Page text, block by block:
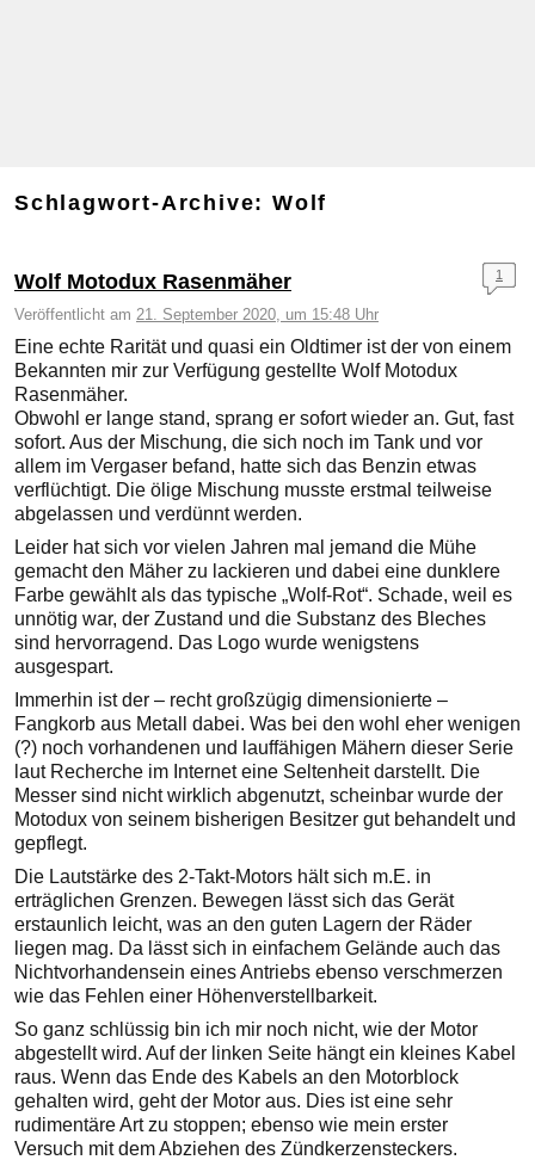
Schlagwort-Archive:Wolf
Wolf Motodux Rasenmäher
Veröffentlicht am 21. September 2020, um 15:48 Uhr
1
Eine echte Rarität und quasi ein Oldtimer ist der von einem
Bekannten mir zur Verfügung gestellte Wolf Motodux
Rasenmäher.
Obwohl er lange stand, sprang er sofort wieder an. Gut, fast
sofort. Aus der Mischung, die sich noch im Tank und vor
allem im Vergaser befand, hatte sich das Benzin etwas
verflüchtigt. Die ölige Mischung musste erstmal teilweise
abgelassen und verdünnt werden.
Leider hat sich vor vielen Jahren mal jemand die Mühe
gemacht den Mäher zu lackieren und dabei eine dunklere
Farbe gewählt als das typische „Wolf-Rot“. Schade, weil es
unnötig war, der Zustand und die Substanz des Bleches
sind hervorragend. Das Logo wurde wenigstens
ausgespart.
Immerhin ist der – recht großzügig dimensionierte –
Fangkorb aus Metall dabei. Was bei den wohl eher wenigen
(?) noch vorhandenen und lauffähigen Mähern dieser Serie
laut Recherche im Internet eine Seltenheit darstellt. Die
Messer sind nicht wirklich abgenutzt, scheinbar wurde der
Motodux von seinem bisherigen Besitzer gut behandelt und
gepflegt.
Die Lautstärke des 2-Takt-Motors hält sich m.E. in
erträglichen Grenzen. Bewegen lässt sich das Gerät
erstaunlich leicht, was an den guten Lagern der Räder
liegen mag. Da lässt sich in einfachem Gelände auch das
Nichtvorhandensein eines Antriebs ebenso verschmerzen
wie das Fehlen einer Höhenverstellbarkeit.
So ganz schlüssig bin ich mir noch nicht, wie der Motor
abgestellt wird. Auf der linken Seite hängt ein kleines Kabel
raus. Wenn das Ende des Kabels an den Motorblock
gehalten wird, geht der Motor aus. Dies ist eine sehr
rudimentäre Art zu stoppen; ebenso wie mein erster
Versuch mit dem Abziehen des Zündkerzensteckers.